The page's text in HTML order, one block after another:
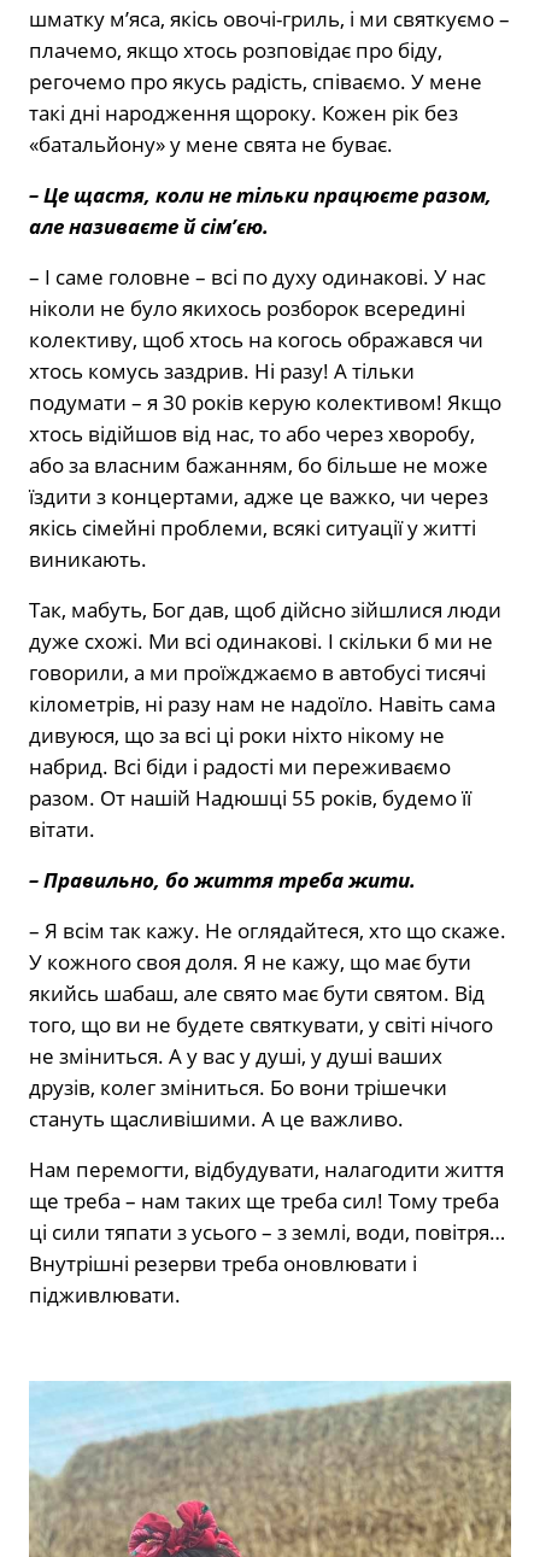
шматку м’яса, якісь овочі-гриль, і ми святкуємо –
плачемо, якщо хтось розповідає про біду,
регочемо про якусь радість, співаємо. У мене
такі дні народження щороку. Кожен рік без
«батальйону» у мене свята не буває.
– Це щастя, коли не тільки працюєте разом,
але називаєте й сім’єю.
– І саме головне – всі по духу одинакові. У нас
ніколи не було якихось розборок всередині
колективу, щоб хтось на когось ображався чи
хтось комусь заздрив. Ні разу! А тільки
подумати – я 30 років керую колективом! Якщо
хтось відійшов від нас, то або через хворобу,
або за власним бажанням, бо більше не може
їздити з концертами, адже це важко, чи через
якісь сімейні проблеми, всякі ситуації у житті
виникають.
Так, мабуть, Бог дав, щоб дійсно зійшлися люди
дуже схожі. Ми всі одинакові. І скільки б ми не
говорили, а ми проїжджаємо в автобусі тисячі
кілометрів, ні разу нам не надоїло. Навіть сама
дивуюся, що за всі ці роки ніхто нікому не
набрид. Всі біди і радості ми переживаємо
разом. От нашій Надюшці 55 років, будемо її
вітати.
– Правильно, бо життя треба жити.
– Я всім так кажу. Не оглядайтеся, хто що скаже.
У кожного своя доля. Я не кажу, що має бути
якийсь шабаш, але свято має бути святом. Від
того, що ви не будете святкувати, у світі нічого
не зміниться. А у вас у душі, у душі ваших
друзів, колег зміниться. Бо вони трішечки
стануть щасливішими. А це важливо.
Нам перемогти, відбудувати, налагодити життя
ще треба – нам таких ще треба сил! Тому треба
ці сили тяпати з усього – з землі, води, повітря…
Внутрішні резерви треба оновлювати і
підживлювати.